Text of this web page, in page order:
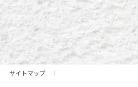
サイトマップ